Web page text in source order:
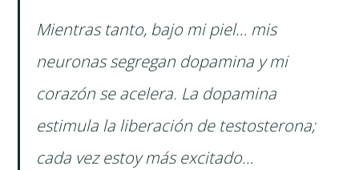
Mientras tanto, bajo mi piel… mis
neuronas segregan dopamina y mi
corazón se acelera. La dopamina
estimula la liberación de testosterona;
cada vez estoy más excitado…